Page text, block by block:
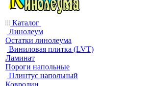
Каталог
Линолеум
Остатки линолеума
Виниловая плитка (LVT)
Ламинат
Пороги напольные
Плинтус напольный
Ковролин